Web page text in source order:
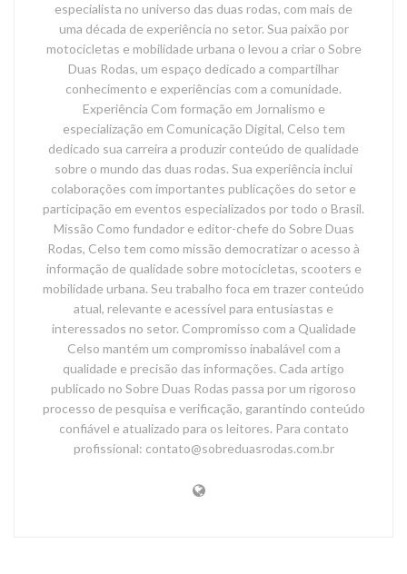
especialista no universo das duas rodas, com mais de
uma década de experiência no setor. Sua paixão por
motocicletas e mobilidade urbana o levou a criar o Sobre
Duas Rodas, um espaço dedicado a compartilhar
conhecimento e experiências com a comunidade.
Experiência Com formação em Jornalismo e
especialização em Comunicação Digital, Celso tem
dedicado sua carreira a produzir conteúdo de qualidade
sobre o mundo das duas rodas. Sua experiência inclui
colaborações com importantes publicações do setor e
participação em eventos especializados por todo o Brasil.
Missão Como fundador e editor-chefe do Sobre Duas
Rodas, Celso tem como missão democratizar o acesso à
informação de qualidade sobre motocicletas, scooters e
mobilidade urbana. Seu trabalho foca em trazer conteúdo
atual, relevante e acessível para entusiastas e
interessados no setor. Compromisso com a Qualidade
Celso mantém um compromisso inabalável com a
qualidade e precisão das informações. Cada artigo
publicado no Sobre Duas Rodas passa por um rigoroso
processo de pesquisa e verificação, garantindo conteúdo
confiável e atualizado para os leitores. Para contato
profissional: contato@sobreduasrodas.com.br